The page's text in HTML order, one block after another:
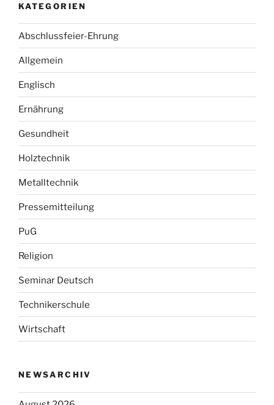
KATEGORIEN
Abschlussfeier-Ehrung
Allgemein
Englisch
Ernährung
Gesundheit
Holztechnik
Metalltechnik
Pressemitteilung
PuG
Religion
Seminar Deutsch
Technikerschule
Wirtschaft
NEWSARCHIV